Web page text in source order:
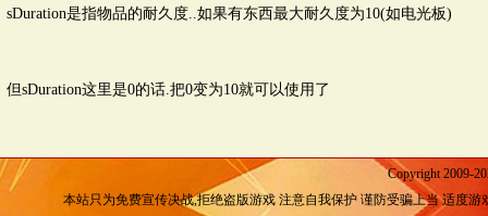
sDuration是指物品的耐久度..如果有东西最大耐久度为10(如电光板)
但sDuration这里是0的话.把0变为10就可以使用了
Copyright 2009-
本站只为免费宣传决战,拒绝盗版游戏 注意自我保护 谨防受骗上当 适度